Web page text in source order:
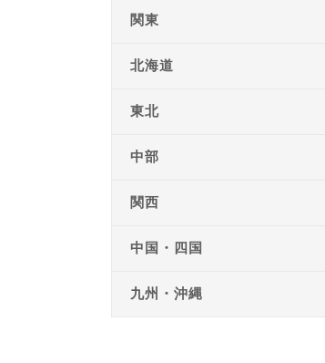
関東
北海道
東北
中部
関西
中国・四国
九州・沖縄